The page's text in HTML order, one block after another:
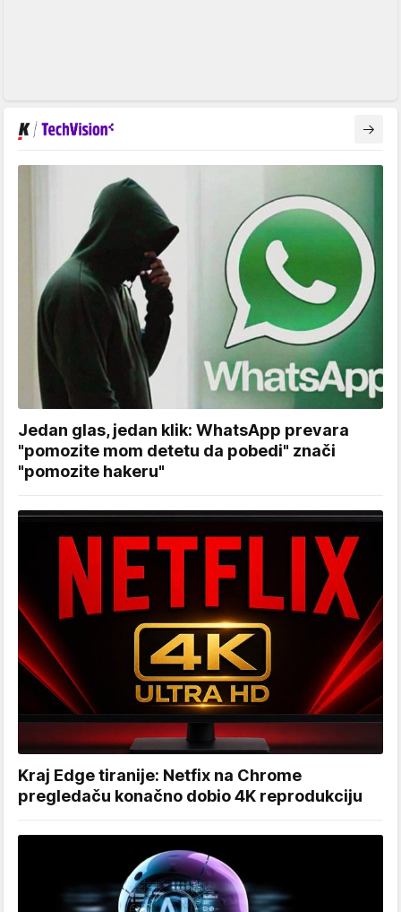
Jedan glas, jedan klik: WhatsApp prevara
"pomozite mom detetu da pobedi" znači
"pomozite hakeru"
Kraj Edge tiranije: Netfix na Chrome
pregledaču konačno dobio 4K reprodukciju